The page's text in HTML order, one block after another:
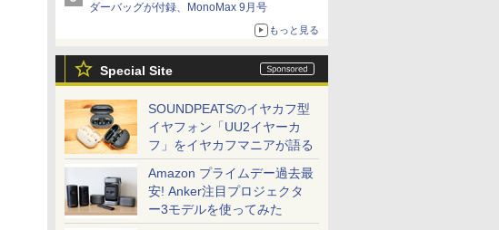
ダーバッグが付録、MonoMax 9月号
もっと見る
Special Site
SOUNDPEATSのイヤカフ型
イヤフォン「UU2イヤーカ
フ」をイヤカフマニアが語る
Amazon プライムデー過去最
安! Anker注目プロジェクタ
ー3モデルを使ってみた